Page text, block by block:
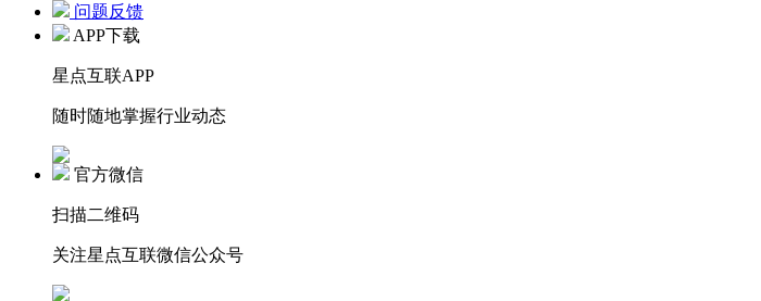
问题反馈
APP下载
星点互联APP
随时随地掌握行业动态
官方微信
扫描二维码
关注星点互联微信公众号